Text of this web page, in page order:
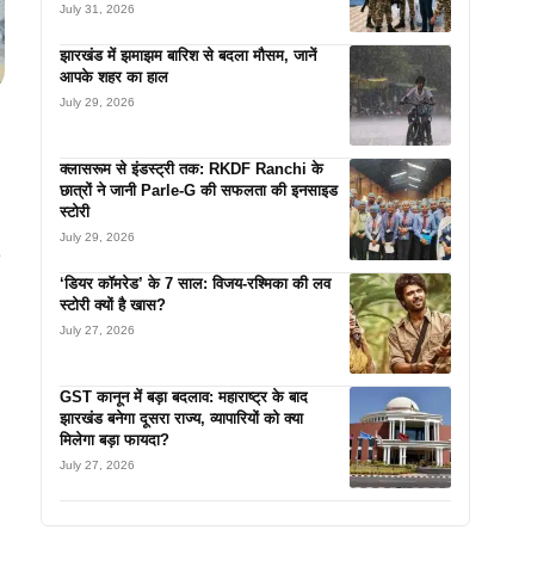
July 31, 2026
झारखंड में झमाझम बारिश से बदला मौसम, जानें
आपके शहर का हाल
July 29, 2026
क्लासरूम से इंडस्ट्री तक: RKDF Ranchi के
छात्रों ने जानी Parle-G की सफलता की इनसाइड
स्टोरी
July 29, 2026
‘डियर कॉमरेड’ के 7 साल: विजय-रश्मिका की लव
स्टोरी क्यों है खास?
July 27, 2026
GST कानून में बड़ा बदलाव: महाराष्ट्र के बाद
झारखंड बनेगा दूसरा राज्य, व्यापारियों को क्या
मिलेगा बड़ा फायदा?
July 27, 2026